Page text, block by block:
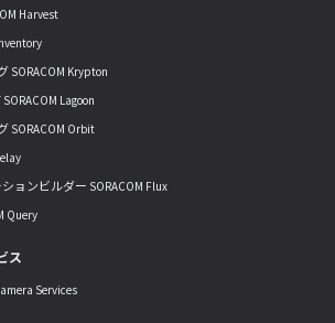
Harvest
SORACOM Krypton
Lagoon
SORACOM Orbit
ョンビルダー SORACOM Flux
Query
ス
Services